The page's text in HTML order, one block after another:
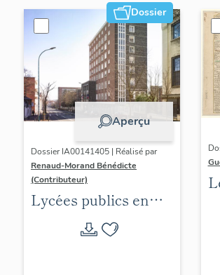
Dossier
Aperçu
Dossier IA00141405 | Réalisé par
Renaud-Morand Bénédicte
(Contributeur)
Lycées publics en
espace urbain (1802-